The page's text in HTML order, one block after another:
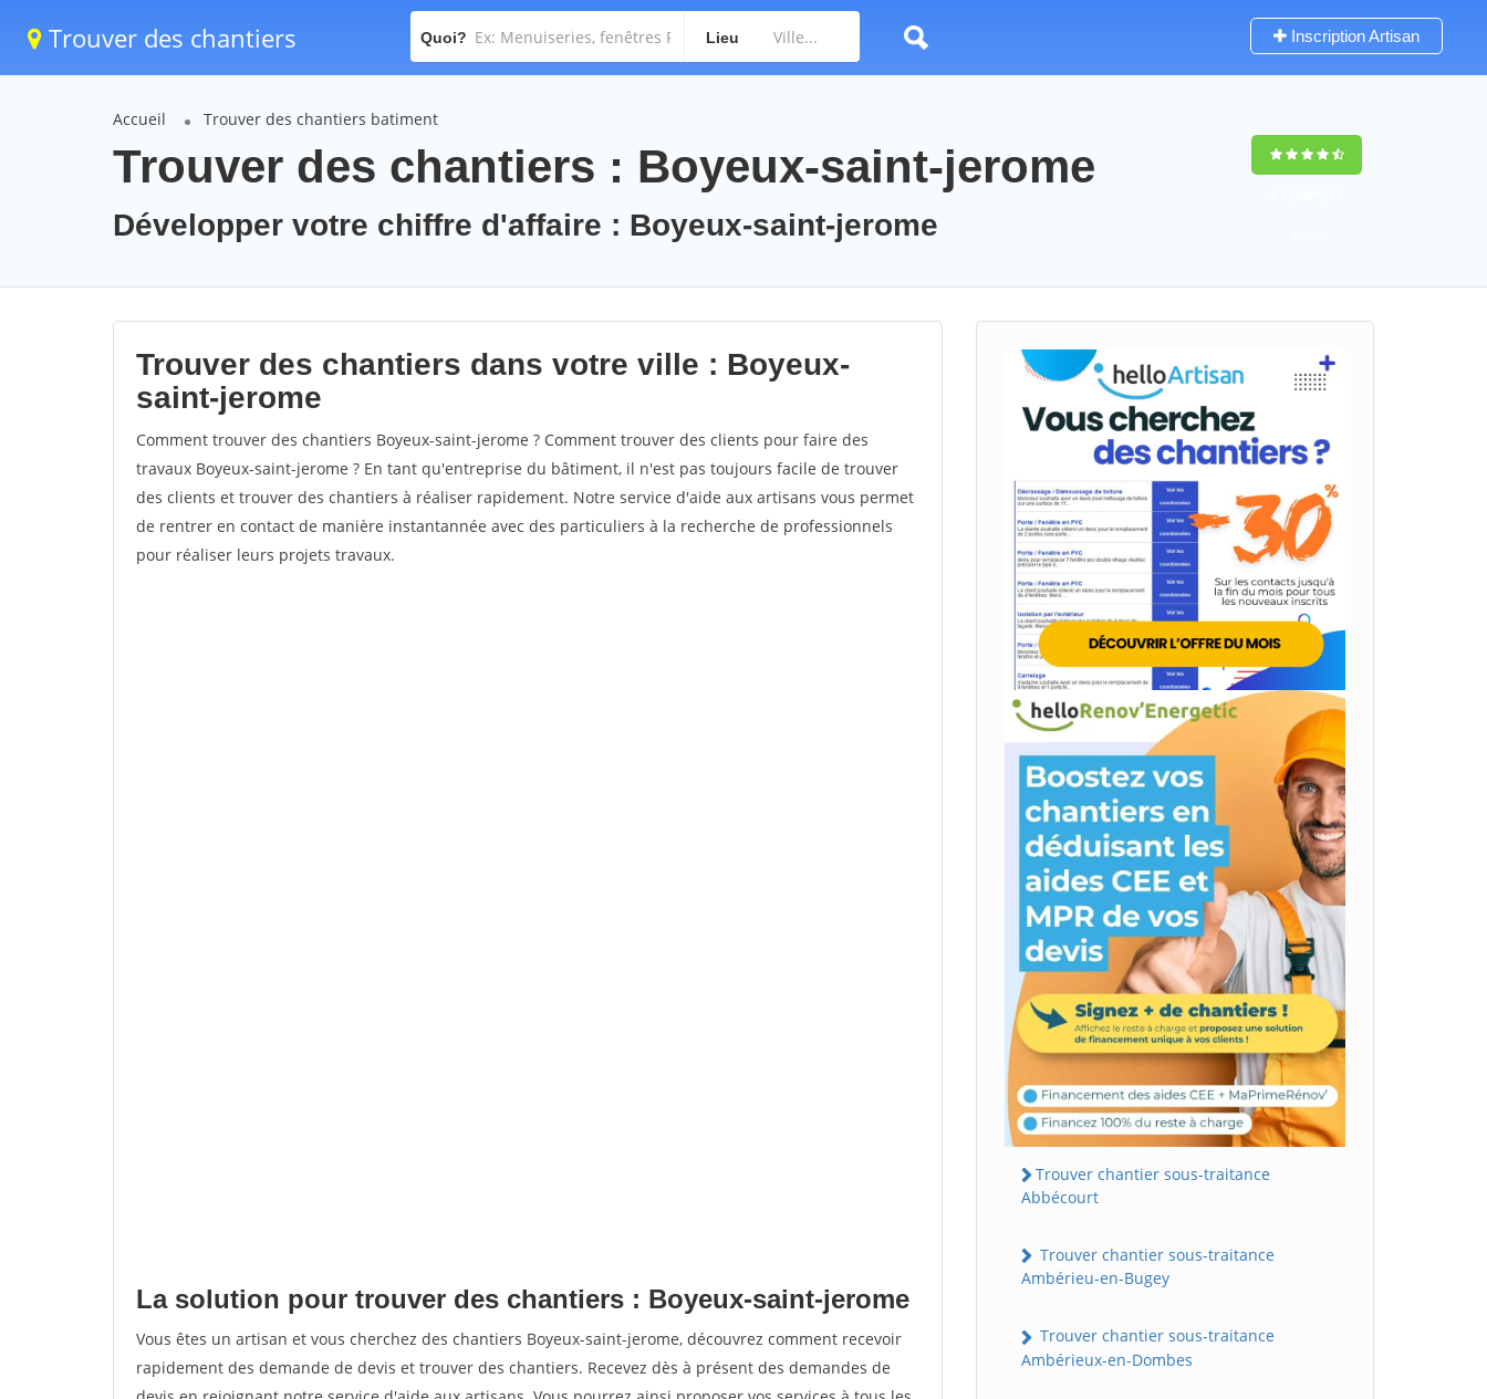
Trouver des chantiers Quoi? Lieu Inscription Artisan
Accueil Trouver des chantiers batiment
Trouver des chantiers : Boyeux-saint-jerome
Développer votre chiffre d'affaire : Boyeux-saint-jerome
Trouver des chantiers dans votre ville : Boyeux-
saint-jerome
Comment trouver des chantiers Boyeux-saint-jerome ? Comment trouver des clients pour faire des
travaux Boyeux-saint-jerome ? En tant qu'entreprise du bâtiment, il n'est pas toujours facile de trouver
des clients et trouver des chantiers à réaliser rapidement. Notre service d'aide aux artisans vous permet
de rentrer en contact de manière instantannée avec des particuliers à la recherche de professionnels
pour réaliser leurs projets travaux.
La solution pour trouver des chantiers : Boyeux-saint-jerome
Vous êtes un artisan et vous cherchez des chantiers Boyeux-saint-jerome, découvrez comment recevoir
rapidement des demande de devis et trouver des chantiers. Recevez dès à présent des demandes de
Trouver chantier sous-traitance
Abbécourt
Trouver chantier sous-traitance
Ambérieu-en-Bugey
Trouver chantier sous-traitance
Ambérieux-en-Dombes